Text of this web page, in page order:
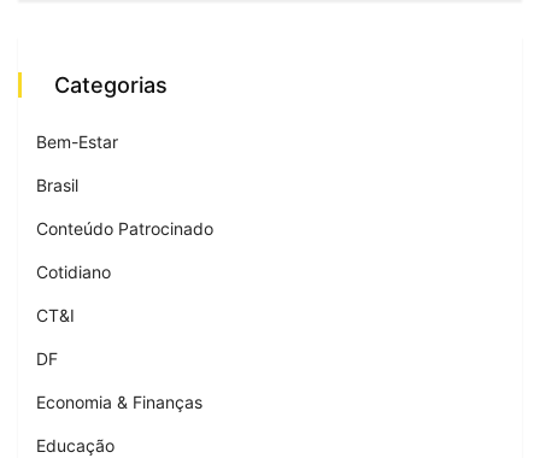
Categorias
Bem-Estar
Brasil
Conteúdo Patrocinado
Cotidiano
CT&I
DF
Economia & Finanças
Educação